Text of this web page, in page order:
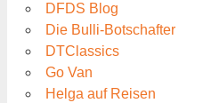
DFDS Blog
Die Bulli-Botschafter
DTClassics
Go Van
Helga auf Reisen